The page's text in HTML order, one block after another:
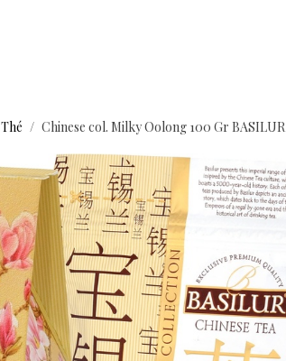
Thé Chinese col. Milky Oolong 100 Gr BASILUR